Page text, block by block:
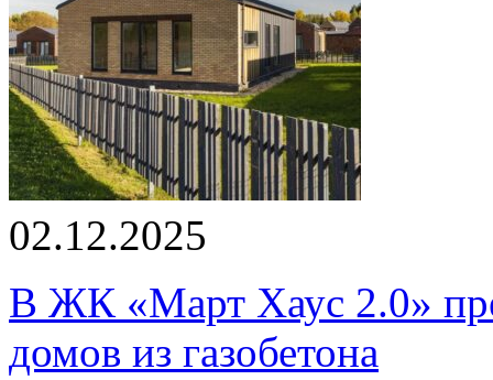
02.12.2025
В ЖК «Март Хаус 2.0»
домов из газобетона